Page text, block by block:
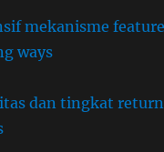
mekanisme
ways
dan tingkat